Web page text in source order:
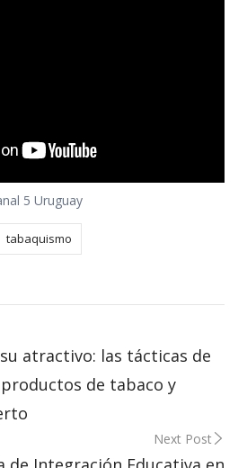
5 Uruguay
tabaquismo
atractivo: las tácticas de
de tabaco y
Next Post